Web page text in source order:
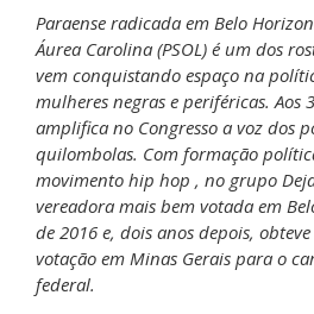
Paraense radicada em Belo
Áurea Carolina (PSOL) é um dos
vem conquistando espaço na
mulheres negras e periféricas. Aos
amplifica no Congresso a voz dos
quilombolas. Com formação
movimento hip hop , no grupo
vereadora mais bem votada em
de 2016 e, dois anos depois,
votação em Minas Gerais para o
federal.